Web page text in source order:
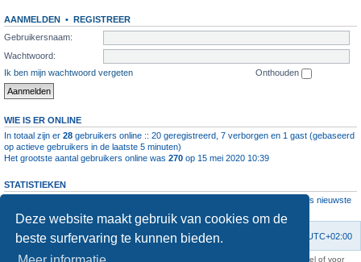
Deze website maakt gebruik van cookies om de
beste surfervaring te kunnen bieden.
AANMELDEN • REGISTREER
Gebruikersnaam:
Wachtwoord:
Ik ben mijn wachtwoord vergeten
Onthouden
WIE IS ER ONLINE
In totaal zijn er 28 gebruikers online :: 20 geregistreerd, 7 verborgen en 1 gast (gebaseerd
op actieve gebruikers in de laatste 5 minuten)
Het grootste aantal gebruikers online was 270 op 15 mei 2020 10:39
STATISTIEKEN
• Ons nieuwste
Forumoverzicht UTC+02:00
Verwijder cookies
Contact
KAA Gent kan nooit aansprakelijk worden gesteld voor om het even welk nadeel of voor